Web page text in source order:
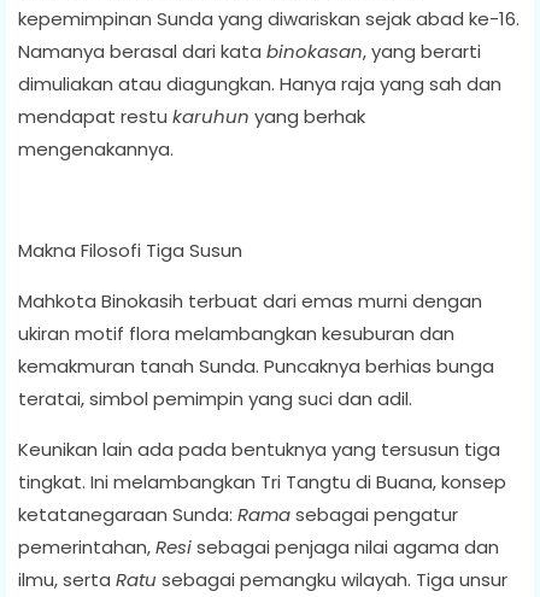
kepemimpinan Sunda yang diwariskan sejak abad ke-16.
Namanya berasal dari kata binokasan, yang berarti
dimuliakan atau diagungkan. Hanya raja yang sah dan
mendapat restu karuhun yang berhak
mengenakannya.
Makna Filosofi Tiga Susun
Mahkota Binokasih terbuat dari emas murni dengan
ukiran motif flora melambangkan kesuburan dan
kemakmuran tanah Sunda. Puncaknya berhias bunga
teratai, simbol pemimpin yang suci dan adil.
Keunikan lain ada pada bentuknya yang tersusun tiga
tingkat. Ini melambangkan Tri Tangtu di Buana, konsep
ketatanegaraan Sunda: Ramasebagai pengatur
pemerintahan,Resisebagai penjaga nilai agama dan
ilmu, serta Ratu sebagai pemangku wilayah. Tiga unsur